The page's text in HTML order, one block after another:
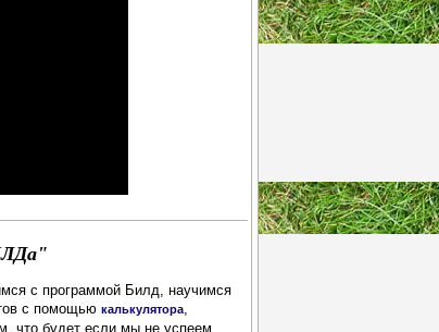
с программой Билд, научимся
с помощью калькулятора,
что будет если мы не успеем